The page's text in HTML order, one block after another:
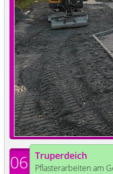
06
Truperdeich
Pflasterarbeiten am